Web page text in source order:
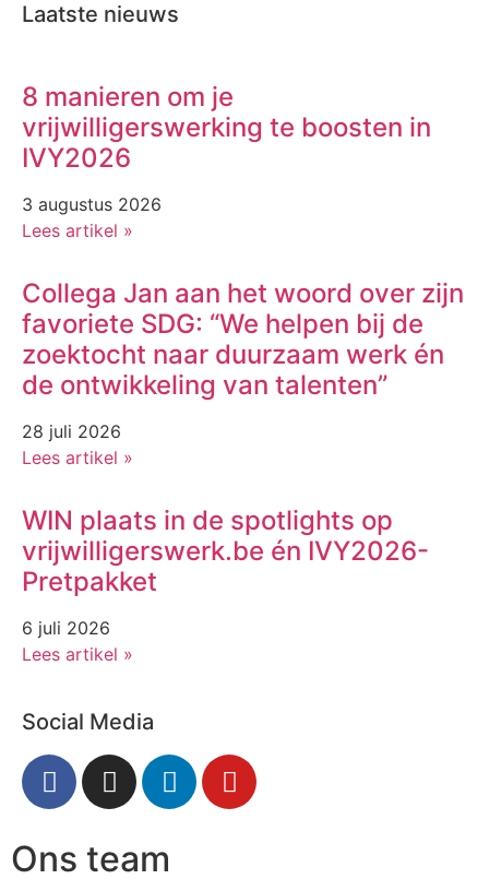
Laatste nieuws
8 manieren om je
vrijwilligerswerking te boosten in
IVY2026
3 augustus 2026
Lees artikel »
Collega Jan aan het woord over zijn
favoriete SDG: “We helpen bij de
zoektocht naar duurzaam werk én
de ontwikkeling van talenten”
28 juli 2026
Lees artikel »
WIN plaats in de spotlights op
vrijwilligerswerk.be én IVY2026-
Pretpakket
6 juli 2026
Lees artikel »
Social Media
Ons team